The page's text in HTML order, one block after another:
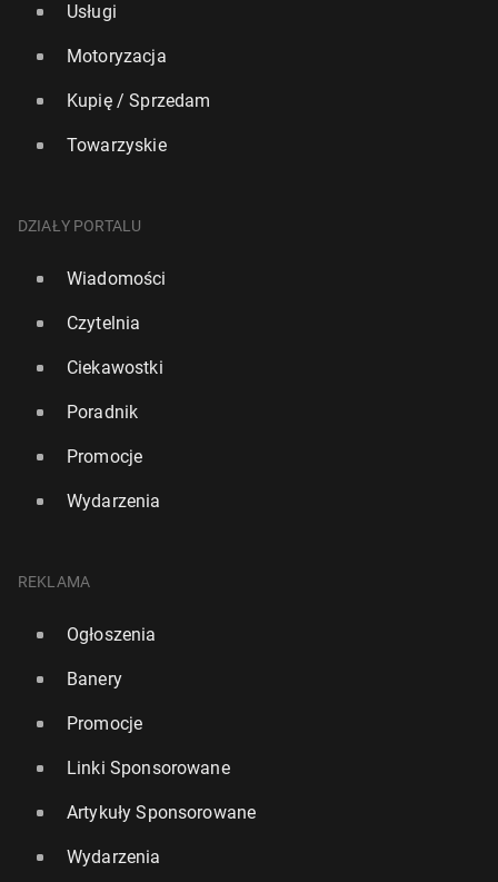
To już ofi­cjal­ne: Le­wan­dow­ski będzie grał w
Ran­kin­gi WTA i ATP: Świątek nadal trzecia, kolejny
Usługi
Motoryzacja
Kupię / Sprzedam
Towarzyskie
DZIAŁY PORTALU
Wiadomości
Czytelnia
Ciekawostki
Poradnik
Promocje
Wydarzenia
REKLAMA
Ogłoszenia
Banery
Promocje
Linki Sponsorowane
Artykuły Sponsorowane
Wydarzenia